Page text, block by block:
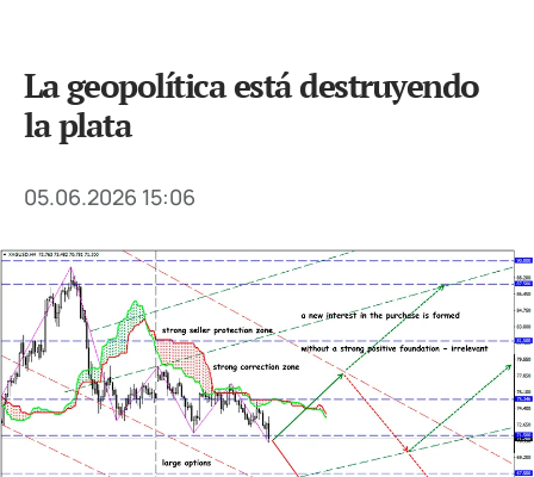
La geopolítica está destruyendo
la plata
05.06.2026 15:06